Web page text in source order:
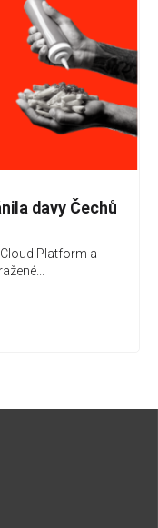
davy Čechů
Platform a